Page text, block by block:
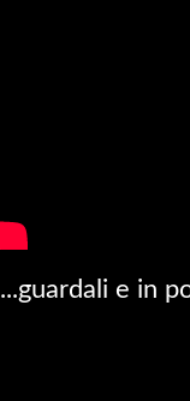
...guardali e in